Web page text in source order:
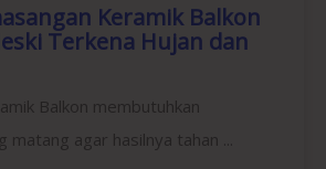
Keramik Balkon
Terkena Hujan dan
Balkon membutuhkan
matang agar hasilnya tahan ...